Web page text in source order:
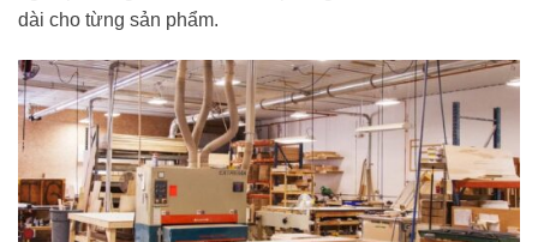
dài cho từng sản phẩm.